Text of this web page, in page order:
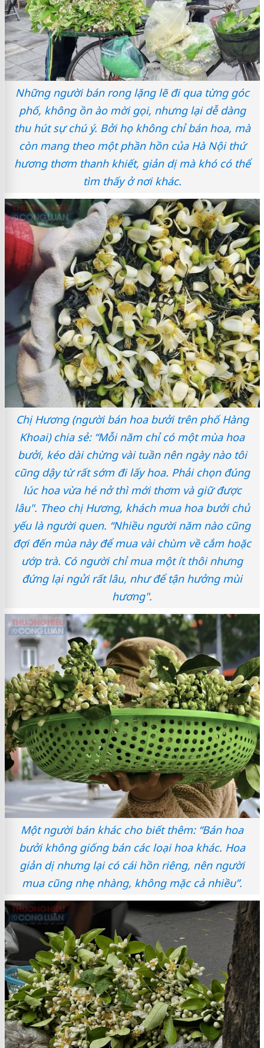
Những người bán rong lặng lẽ đi qua từng góc
phố, không ồn ào mời gọi, nhưng lại dễ dàng
thu hút sự chú ý. Bởi họ không chỉ bán hoa, mà
còn mang theo một phần hồn của Hà Nội thứ
hương thơm thanh khiết, giản dị mà khó có thể
tìm thấy ở nơi khác.
Chị Hương (người bán hoa bưởi trên phố Hàng
Khoai) chia sẻ: “Mỗi năm chỉ có một mùa hoa
bưởi, kéo dài chừng vài tuần nên ngày nào tôi
cũng dậy từ rất sớm đi lấy hoa. Phải chọn đúng
lúc hoa vừa hé nở thì mới thơm và giữ được
lâu". Theo chị Hương, khách mua hoa bưởi chủ
yếu là người quen. “Nhiều người năm nào cũng
đợi đến mùa này để mua vài chùm về cắm hoặc
ướp trà. Có người chỉ mua một ít thôi nhưng
đứng lại ngửi rất lâu, như để tận hưởng mùi
hương".
Một người bán khác cho biết thêm: “Bán hoa
bưởi không giống bán các loại hoa khác. Hoa
giản dị nhưng lại có cái hồn riêng, nên người
mua cũng nhẹ nhàng, không mặc cả nhiều”.